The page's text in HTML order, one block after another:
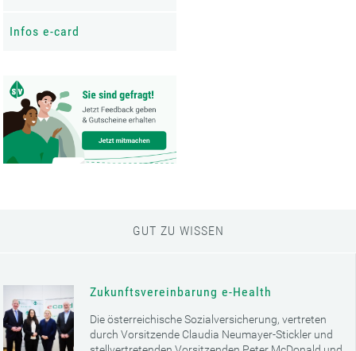
Infos e-card
GUT ZU WISSEN
Zukunftsvereinbarung e-Health
Die österreichische Sozialversicherung, vertreten
durch Vorsitzende Claudia Neumayer-Stickler und